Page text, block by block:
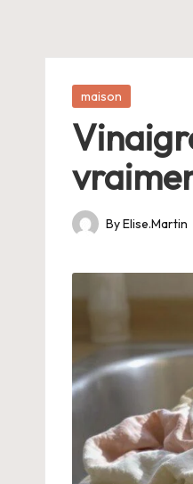
Posted
maison
Posted
ByElise.Martin